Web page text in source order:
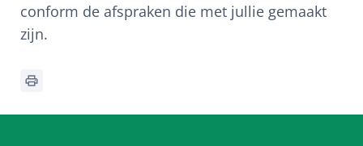
conform de afspraken die met jullie gemaakt
zijn.